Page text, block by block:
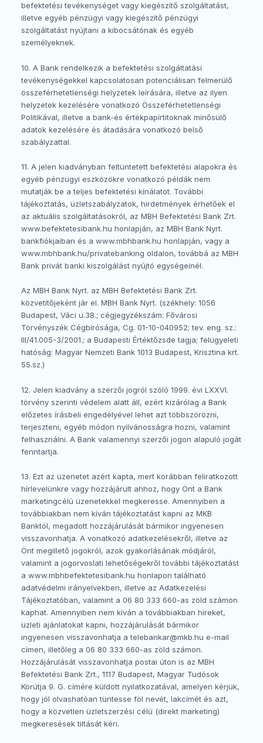
befektetési tevékenységet vagy kiegészítő szolgáltatást,
illetve egyéb pénzügyi vagy kiegészítő pénzügyi
szolgáltatást nyújtani a kibocsátónak és egyéb
személyeknek.
10. A Bank rendelkezik a befektetési szolgáltatási
tevékenységekkel kapcsolatosan potenciálisan felmerülő
összeférhetetlenségi helyzetek leírására, illetve az ilyen
helyzetek kezelésére vonatkozó Összeférhetetlenségi
Politikával, illetve a bank-és értékpapírtitoknak minősülő
adatok kezelésére és átadására vonatkozó belső
szabályzattal.
11. A jelen kiadványban feltüntetett befektetési alapokra és
egyéb pénzügyi eszközökre vonatkozó példák nem
mutatják be a teljes befektetési kínálatot. További
tájékoztatás, üzletszabályzatok, hirdetmények érhetőek el
az aktuális szolgáltatásokról, az MBH Befektetési Bank Zrt.
www.befektetesibank.hu honlapján, az MBH Bank Nyrt.
bankfiókjaiban és a www.mbhbank.hu honlapján, vagy a
www.mbhbank.hu/privatebanking oldalon, továbbá az MBH
Bank privát banki kiszolgálást nyújtó egységeinél.
Az MBH Bank Nyrt. az MBH Befektetési Bank Zrt.
közvetítőjeként jár el. MBH Bank Nyrt. (székhely: 1056
Budapest, Váci u.38.; cégjegyzékszám: Fővárosi
Törvényszék Cégbírósága, Cg. 01-10-040952; tev. eng. sz.:
III/41.005-3/2001.; a Budapesti Értéktőzsde tagja; felügyeleti
hatóság: Magyar Nemzeti Bank 1013 Budapest, Krisztina krt.
55.sz.)
12. Jelen kiadvány a szerzői jogról szóló 1999. évi LXXVI.
törvény szerinti védelem alatt áll, ezért kizárólag a Bank
előzetes írásbeli engedélyével lehet azt többszörözni,
terjeszteni, egyéb módon nyilvánosságra hozni, valamint
felhasználni. A Bank valamennyi szerzői jogon alapuló jogát
fenntartja.
13. Ezt az üzenetet azért kapta, mert korábban feliratkozott
hírlevelünkre vagy hozzájárult ahhoz, hogy Önt a Bank
marketingcélú üzenetekkel megkeresse. Amennyiben a
továbbiakban nem kíván tájékoztatást kapni az MKB
Banktól, megadott hozzájárulását bármikor ingyenesen
visszavonhatja. A vonatkozó adatkezelésekről, illetve az
Önt megillető jogokról, azok gyakorlásának módjáról,
valamint a jogorvoslati lehetőségekről további tájékoztatást
a www.mbhbefektetesibank.hu honlapon található
adatvédelmi irányelvekben, illetve az Adatkezelési
Tájékoztatóban, valamint a 06 80 333 660-as zöld számon
kaphat. Amennyiben nem kíván a továbbiakban híreket,
üzleti ajánlatokat kapni, hozzájárulását bármikor
ingyenesen visszavonhatja a telebankar@mkb.hu e-mail
címen, illetőleg a 06 80 333 660-as zöld számon.
Hozzájárulását visszavonhatja postai úton is az MBH
Befektetési Bank Zrt., 1117 Budapest, Magyar Tudósok
Körútja 9. G. címére küldött nyilatkozatával, amelyen kérjük,
hogy jól olvashatóan tüntesse föl nevét, lakcímét és azt,
hogy a közvetlen üzletszerzési célú (direkt marketing)
megkeresések tiltását kéri.